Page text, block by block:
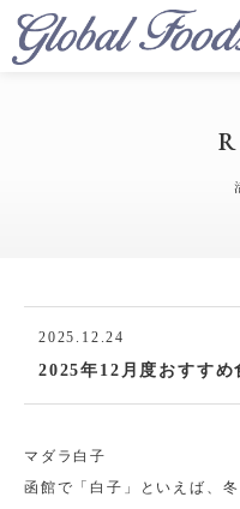
2025.12.24
2025年12月度おすすめ
マダラ白子
函館で「白子」といえば、